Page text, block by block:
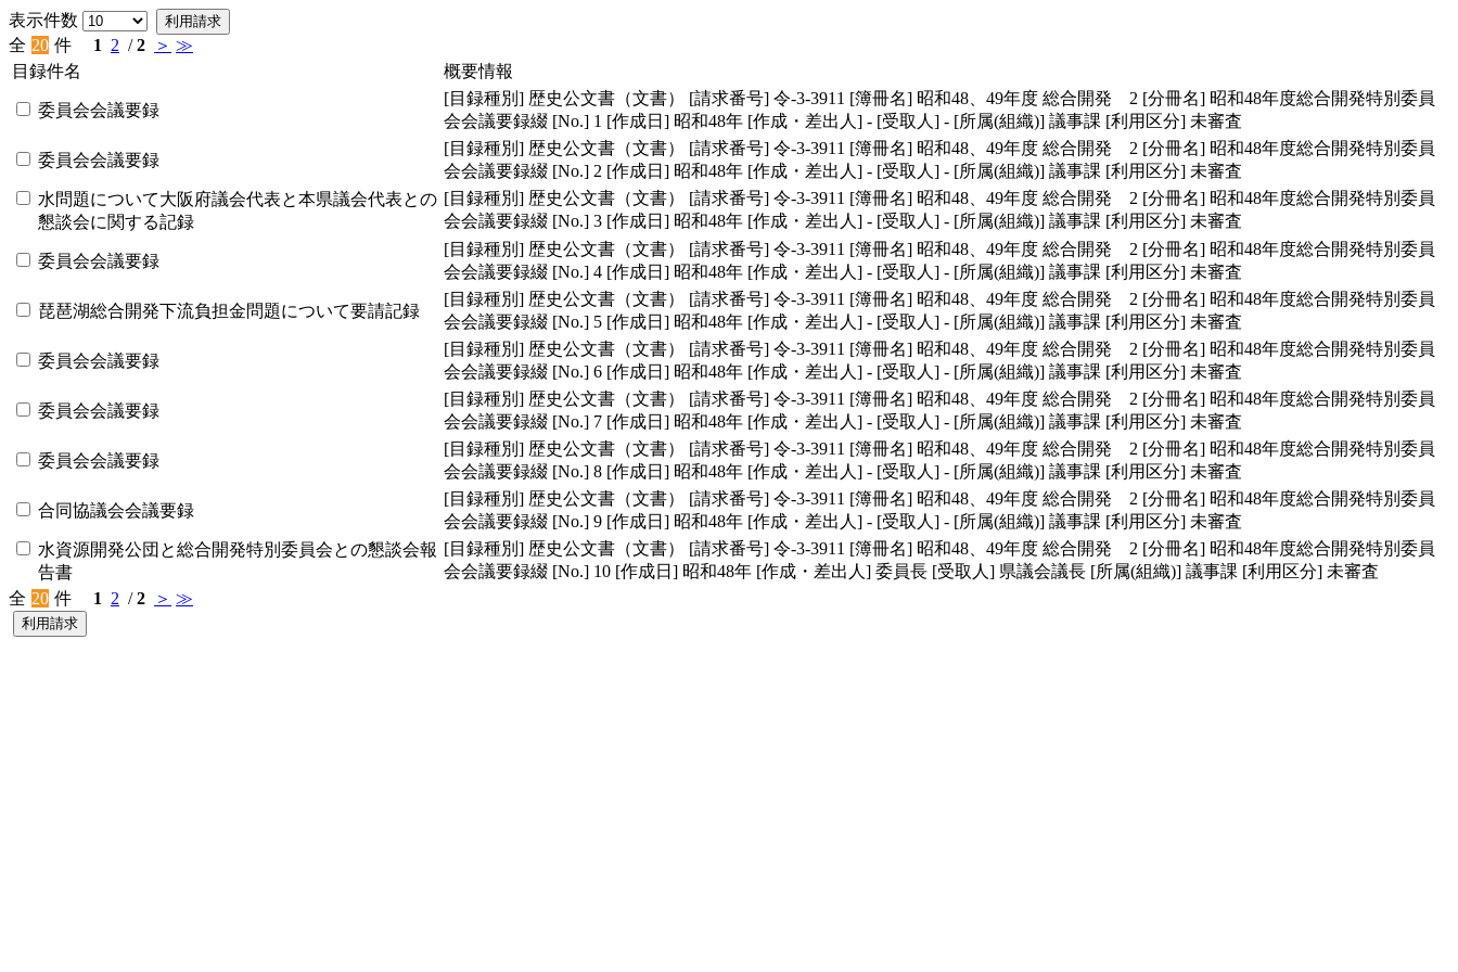
表示件数 利用請求
全 20 件 1 2 /2 ＞ ≫
目録件名
概要情報
委員会会議要録
[目録種別] 歴史公文書（文書） [請求番号] 令-3-3911 [簿冊名] 昭和48、49年度 総合開発 2 [分冊名] 昭和48年度総合開発特別委員
会会議要録綴 [No.] 1 [作成日] 昭和48年 [作成・差出人] - [受取人] - [所属(組織)] 議事課 [利用区分] 未審査
委員会会議要録
[目録種別] 歴史公文書（文書） [請求番号] 令-3-3911 [簿冊名] 昭和48、49年度 総合開発 2 [分冊名] 昭和48年度総合開発特別委員
会会議要録綴 [No.] 2 [作成日] 昭和48年 [作成・差出人] - [受取人] - [所属(組織)] 議事課 [利用区分] 未審査
水問題について大阪府議会代表と本県議会代表との
懇談会に関する記録
[目録種別] 歴史公文書（文書） [請求番号] 令-3-3911 [簿冊名] 昭和48、49年度 総合開発 2 [分冊名] 昭和48年度総合開発特別委員
会会議要録綴 [No.] 3 [作成日] 昭和48年 [作成・差出人] - [受取人] - [所属(組織)] 議事課 [利用区分] 未審査
委員会会議要録
[目録種別] 歴史公文書（文書） [請求番号] 令-3-3911 [簿冊名] 昭和48、49年度 総合開発 2 [分冊名] 昭和48年度総合開発特別委員
会会議要録綴 [No.] 4 [作成日] 昭和48年 [作成・差出人] - [受取人] - [所属(組織)] 議事課 [利用区分] 未審査
琵琶湖総合開発下流負担金問題について要請記録
[目録種別] 歴史公文書（文書） [請求番号] 令-3-3911 [簿冊名] 昭和48、49年度 総合開発 2 [分冊名] 昭和48年度総合開発特別委員
会会議要録綴 [No.] 5 [作成日] 昭和48年 [作成・差出人] - [受取人] - [所属(組織)] 議事課 [利用区分] 未審査
委員会会議要録
[目録種別] 歴史公文書（文書） [請求番号] 令-3-3911 [簿冊名] 昭和48、49年度 総合開発 2 [分冊名] 昭和48年度総合開発特別委員
会会議要録綴 [No.] 6 [作成日] 昭和48年 [作成・差出人] - [受取人] - [所属(組織)] 議事課 [利用区分] 未審査
委員会会議要録
[目録種別] 歴史公文書（文書） [請求番号] 令-3-3911 [簿冊名] 昭和48、49年度 総合開発 2 [分冊名] 昭和48年度総合開発特別委員
会会議要録綴 [No.] 7 [作成日] 昭和48年 [作成・差出人] - [受取人] - [所属(組織)] 議事課 [利用区分] 未審査
委員会会議要録
[目録種別] 歴史公文書（文書） [請求番号] 令-3-3911 [簿冊名] 昭和48、49年度 総合開発 2 [分冊名] 昭和48年度総合開発特別委員
会会議要録綴 [No.] 8 [作成日] 昭和48年 [作成・差出人] - [受取人] - [所属(組織)] 議事課 [利用区分] 未審査
合同協議会会議要録
[目録種別] 歴史公文書（文書） [請求番号] 令-3-3911 [簿冊名] 昭和48、49年度 総合開発 2 [分冊名] 昭和48年度総合開発特別委員
会会議要録綴 [No.] 9 [作成日] 昭和48年 [作成・差出人] - [受取人] - [所属(組織)] 議事課 [利用区分] 未審査
水資源開発公団と総合開発特別委員会との懇談会報
告書
[目録種別] 歴史公文書（文書） [請求番号] 令-3-3911 [簿冊名] 昭和48、49年度 総合開発 2 [分冊名] 昭和48年度総合開発特別委員
会会議要録綴 [No.] 10 [作成日] 昭和48年 [作成・差出人] 委員長 [受取人] 県議会議長 [所属(組織)] 議事課 [利用区分] 未審査
全 20 件 1 2 /2 ＞ ≫
利用請求